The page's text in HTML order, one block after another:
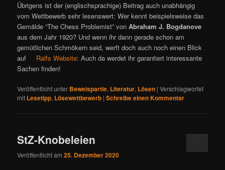
Übrigens ist der (englischsprachige) Beitrag auch unabhängig
vom Wettbewerb sehr lesenswert: Wer kennt beispielsweise das
Gemälde “The Chess Problemist” vonAbraham J. Bogdanove
aus dem Jahr 1920? Und wenn ihr dann gerade schon am
gemütlichen Schmökern seid, werft doch auch noch einen Blick
auf
Ralfs Website: Auch da werdet ihr garantiert interessante
Sachen finden!
Veröffentlicht unter Beweispartie, Literatur, Lösen |Verschlagwortet
mit Lesetipp, Lösewettbewerb |Schreibe einen Kommentar
StZ-Knobeleien
Veröffentlicht am25. Dezember 2020